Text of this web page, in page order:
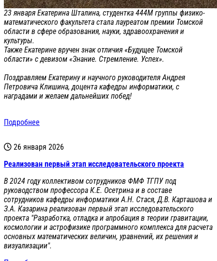
23 января Екатерина Шталина, студентка 444М группы физико-
математического факультета стала лауреатом премии Томской
области в сфере образования, науки, здравоохранения и
культуры.
Также Екатерине вручен знак отличия «Будущее Томской
области» с девизом «Знание. Стремление. Успех».
Поздравляем Екатерину и научного руководителя Андрея
Петровича Клишина, доцента кафедры информатики, с
наградами и желаем дальнейших побед!
Подробнее
26 января 2026
Реализован первый этап исследовательского проекта
В 2024 году коллективом сотрудников ФМФ ТГПУ под
руководством профессора К.Е. Осетрина и в составе
сотрудников кафедры информатики А.Н. Стася, Д.В. Карташова и
З.А. Казарина реализован первый этап исследовательского
проекта "Разработка, отладка и апробация в теории гравитации,
космологии и астрофизике программного комплекса для расчета
основных математических величин, уравнений, их решения и
визуализации".